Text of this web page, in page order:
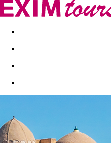
Akční nabídky Last minute